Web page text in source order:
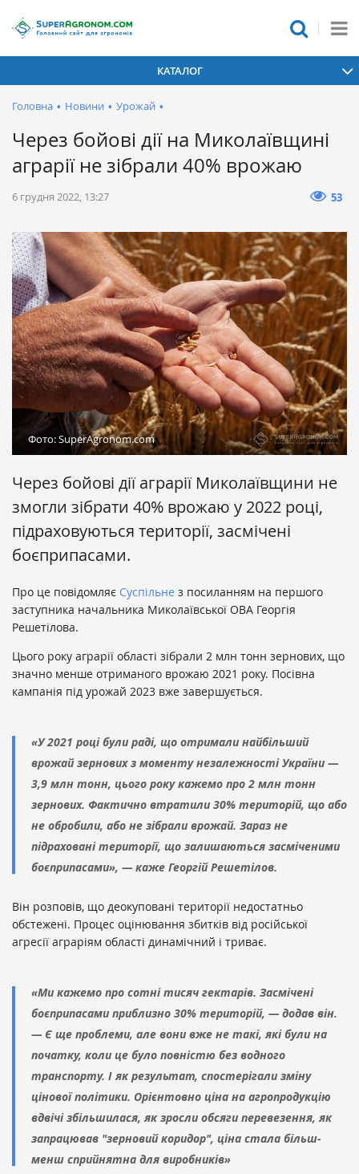
КАТАЛОГ
Головна • Новини • Урожай •
Через бойові дії на Миколаївщині
аграрії не зібрали 40% врожаю
6 грудня 2022, 13:27 53
Фото: SuperAgronom.com
Через бойові дії аграрії Миколаївщини не
змогли зібрати 40% врожаю у 2022 році,
підраховуються території, засмічені
боєприпасами.
Про це повідомляє Суспільне з посиланням на першого
заступника начальника Миколаївської ОВА Георгія
Решетілова.
Цього року аграрії області зібрали 2 млн тонн зернових, що
значно менше отриманого врожаю 2021 року. Посівна
кампанія під урожай 2023 вже завершується.
«У 2021 році були раді, що отримали найбільший
врожай зернових з моменту незалежності України —
3,9 млн тонн, цього року кажемо про 2 млн тонн
зернових. Фактично втратили 30% територій, що або
не обробили, або не зібрали врожай. Зараз не
підраховані території, що залишаються засміченими
боєприпасами», — каже Георгій Решетілов.
Він розповів, що деокуповані території недостатньо
обстежені. Процес оцінювання збитків від російської
агресії аграріям області динамічний і триває.
«Ми кажемо про сотні тисяч гектарів. Засмічені
боєприпасами приблизно 30% територій, — додав він.
— Є ще проблеми, але вони вже не такі, які були на
початку, коли це було повністю без водного
транспорту. І як результат, спостерігали зміну
цінової політики. Орієнтовно ціна на агропродукцію
вдвічі збільшилася, як зросли обсяги перевезення, як
запрацював "зерновий коридор", ціна стала більш-
менш сприйнятна для виробників»